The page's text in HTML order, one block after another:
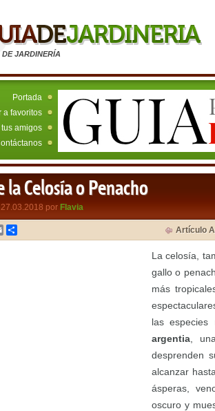
DE JARDINERÍA
Portada
a favoritos
amigos
la Celosía o Penacho
por Flavia
Email Artículo
La celosía,
gallo o
más
las
argentia ,
desprenden
alcanzar
ásperas,
oscuro y